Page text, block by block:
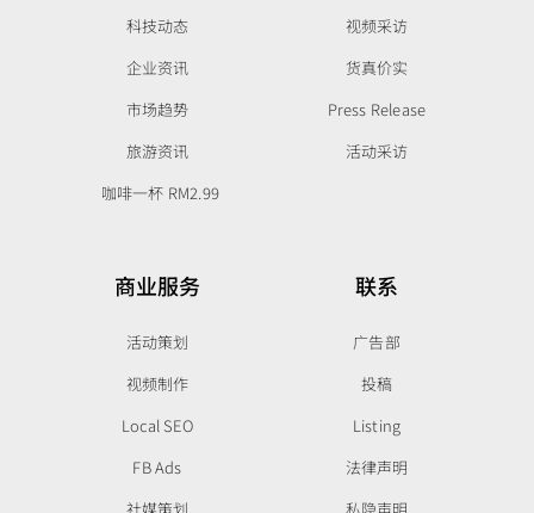
科技动态
企业资讯
市场趋势
旅游资讯
咖啡一杯 RM2.99
视频采访
货真价实
Press Release
活动采访
商业服务
活动策划
视频制作
Local SEO
FB Ads
联系
广告部
投稿
Listing
法律声明